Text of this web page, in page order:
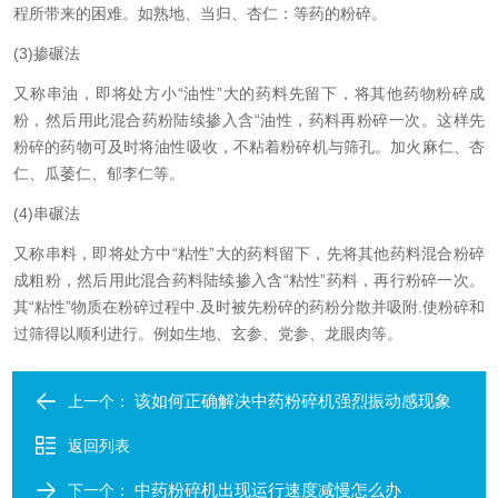
程所带来的困难。如熟地、当归、杏仁：等药的粉碎。
(3)掺碾法
又称串油，即将处方小“油性”大的药料先留下，将其他药物粉碎成
粉，然后用此混合药粉陆续掺入含“油性，药料再粉碎一次。这样先
粉碎的药物可及时将油性吸收，不粘着粉碎机与筛孔。加火麻仁、杏
仁、瓜萎仁、郁李仁等。
(4)串碾法
又称串料，即将处方中“粘性”大的药料留下，先将其他药料混合粉碎
成粗粉，然后用此混合药料陆续掺入含“粘性”药料，再行粉碎一次。
其“粘性”物质在粉碎过程中.及时被先粉碎的药粉分散并吸附.使粉碎和
过筛得以顺利进行。例如生地、玄参、党参、龙眼肉等。
上一个：该如何正确解决中药粉碎机强烈振动感现象
返回列表
下一个：中药粉碎机出现运行速度减慢怎么办